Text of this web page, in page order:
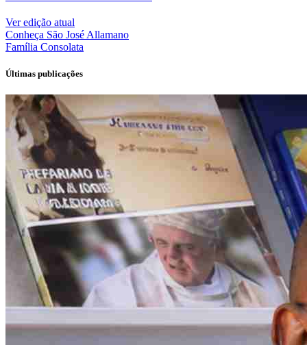
Ver edição atual
Conheça São José Allamano
Família Consolata
Últimas publicações